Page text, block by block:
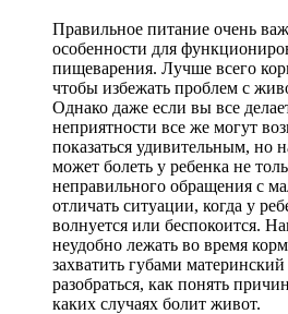
Правильное питание очень
особенности для
пищеварения. Лучше всего
чтобы избежать проблем с
Однако даже если вы все
неприятности все же могут
показаться удивительным, но
может болеть у ребенка не
неправильного обращения с
отличать ситуации, когда у
волнуется или беспокоится.
неудобно лежать во время
захватить губами
разобраться, как понять
каких случаях болит живот.